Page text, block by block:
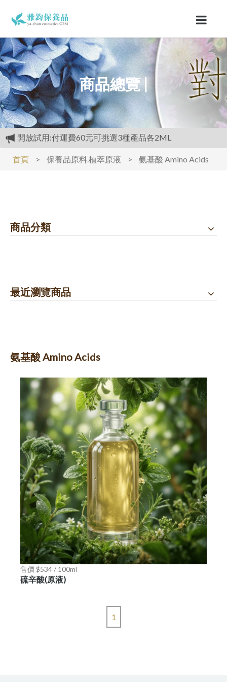
商品總覽 |
開放試用:付運費60元可挑選3種產品各2ML
滿3000元再送精美好禮
購物禮:送夏日涼感劑100cc.只能噴衣服.不要噴皮膚
首頁 > 保養品原料.植萃原液 > 氨基酸 Amino Acids
商品分類
最近瀏覽商品
氨基酸 Amino Acids
售價 $534 / 100ml
硫辛酸(原液)
1